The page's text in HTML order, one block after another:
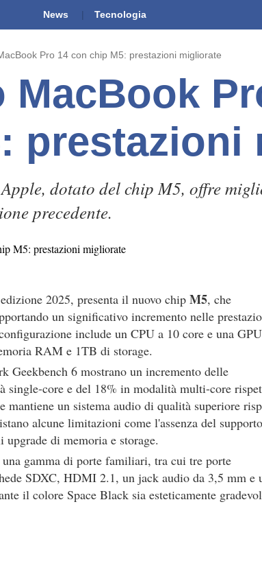
News Tecnologia
Pro 14 con chip M5: prestazioni migliorate
MacBook
prestazioni
dotato del chip M5, offre
precedente.
2025, presenta il nuovo chip M5, che
un significativo incremento nelle
include un CPU a 10 core e una
RAM e 1TB di storage.
Geekbench 6 mostrano un incremento delle
single-core e del 18% in modalità multi-core
mantiene un sistema audio di qualità superiore
alcune limitazioni come l'assenza del
di memoria e storage.
gamma di porte familiari, tra cui tre porte
SDXC, HDMI 2.1, un jack audio da 3,5 mm e
il colore Space Black sia esteticamente